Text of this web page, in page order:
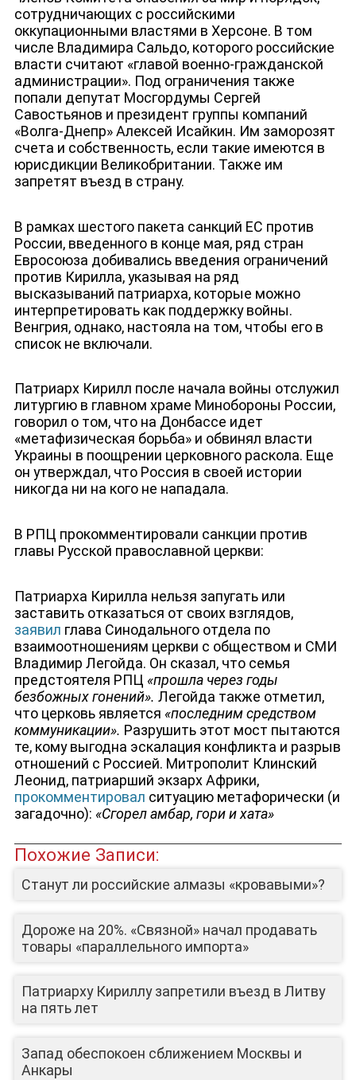
ЮТУБ-КАНАЛ
сотрудничающих с российскими
оккупационными властями в Херсоне. В том
числе Владимира Сальдо, которого российские
власти считают «главой военно-гражданской
администрации». Под ограничения также
попали депутат Мосгордумы Сергей
Савостьянов и президент группы компаний
«Волга-Днепр» Алексей Исайкин. Им заморозят
счета и собственность, если такие имеются в
юрисдикции Великобритании. Также им
запретят въезд в страну.
В рамках шестого пакета санкций ЕС против
России, введенного в конце мая, ряд стран
Евросоюза добивались введения ограничений
против Кирилла, указывая на ряд
высказываний патриарха, которые можно
интерпретировать как поддержку войны.
Венгрия, однако, настояла на том, чтобы его в
список не включали.
Патриарх Кирилл после начала войны отслужил
литургию в главном храме Минобороны России,
говорил о том, что на Донбассе идет
«метафизическая борьба» и обвинял власти
Украины в поощрении церковного раскола. Еще
он утверждал, что Россия в своей истории
никогда ни на кого не нападала.
В РПЦ прокомментировали санкции против
главы Русской православной церкви:
Патриарха Кирилла нельзя запугать или
заставить отказаться от своих взглядов,
заявил глава Синодального отдела по
взаимоотношениям церкви с обществом и СМИ
Владимир Легойда. Он сказал, что семья
предстоятеля РПЦ «прошла через годы
безбожных гонений». Легойда также отметил,
что церковь является «последним средством
коммуникации». Разрушить этот мост пытаются
те, кому выгодна эскалация конфликта и разрыв
отношений с Россией. Митрополит Клинский
Леонид, патриарший экзарх Африки,
прокомментировал ситуацию метафорически (и
загадочно): «Сгорел амбар, гори и хата»
Похожие Записи:
Станут ли российские алмазы «кровавыми»?
Дороже на 20%. «Связной» начал продавать
товары «параллельного импорта»
Патриарху Кириллу запретили въезд в Литву
на пять лет
Запад обеспокоен сближением Москвы и
Анкары